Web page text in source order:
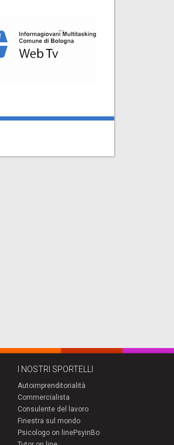
I NOSTRI SPORTELLI
Autoimprenditorialità
Commercialista
Consulente del lavoro
Finestra sul mondo
Psicologo on linePsyinBo